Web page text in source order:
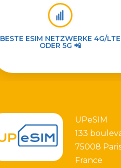
BESTE ESIM NETZWERKE 4G/LTE
ODER 5G 📲
UPeSIM
133
75008
France